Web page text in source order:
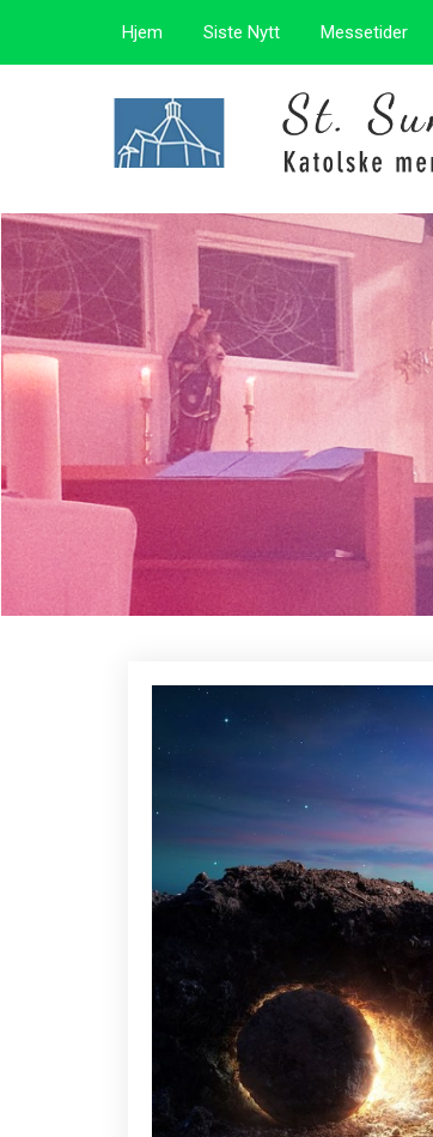
Hjem Siste Nytt Messetider